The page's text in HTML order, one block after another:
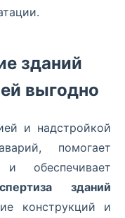
зданий
выгодно
и надстройкой
помогает
обеспечивает
зданий
конструкций и